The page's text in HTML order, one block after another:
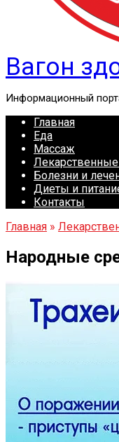
Вагон
Информационный
Главная
Еда
Массаж
Болезни и
Диеты и
Контакты
Главная »
Народные